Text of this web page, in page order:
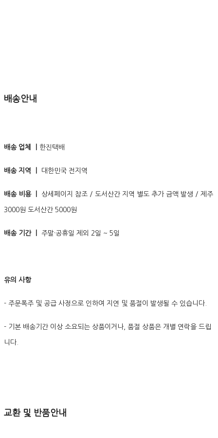
배송안내
배송 업체 ㅣ 한진택배
배송 지역 ㅣ 대한민국 전지역
배송 비용 ㅣ 상세페이지 참조 / 도서산간 지역 별도 추가 금액 발생 / 제주
3000원 도서산간 5000원
배송 기간 ㅣ 주말·공휴일 제외 2일 ~ 5일
유의 사항
- 주문폭주 및 공급 사정으로 인하여 지연 및 품절이 발생될 수 있습니다.
- 기본 배송기간 이상 소요되는 상품이거나, 품절 상품은 개별 연락을 드립
니다.
교환 및 반품안내